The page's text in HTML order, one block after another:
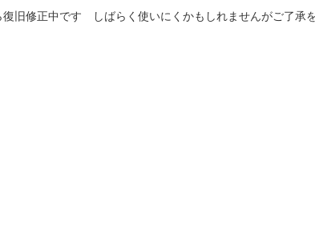
旧修正中です しばらく使いにくかもしれませんがご了承